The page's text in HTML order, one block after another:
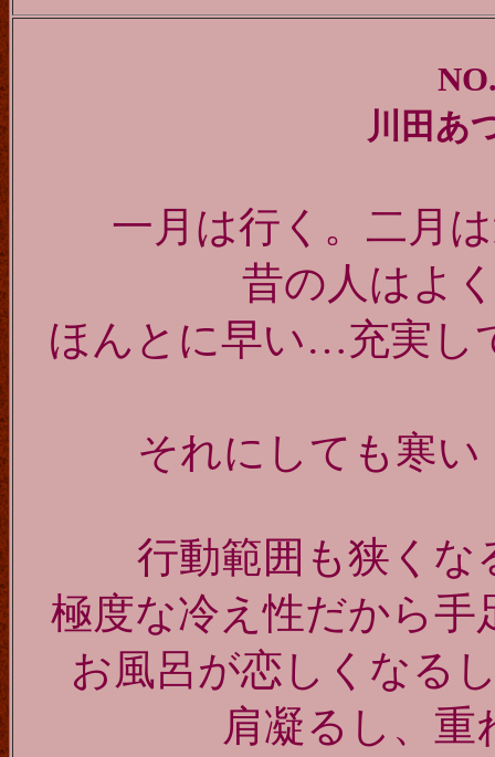
川田あ
一月は行く。二月
昔の人はよ
ほんとに早い…充実し
それにしても寒
行動範囲も狭くな
極度な冷え性だから
お風呂が恋しくなる
肩凝るし、 重